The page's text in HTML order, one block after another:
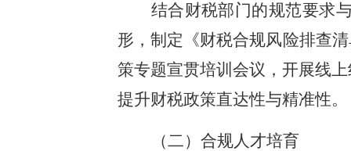
结合财税部门的规范要求
形，制定《财税合规风险排查
策专题宣贯培训会议，开展线
提升财税政策直达性与精准性。
（二）合规人才培育